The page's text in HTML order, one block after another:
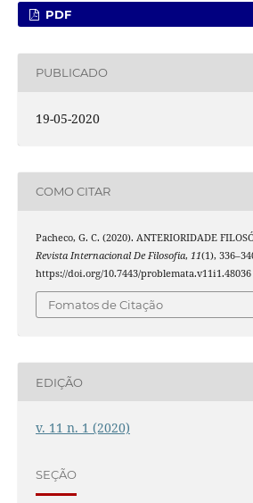
PDF
PUBLICADO
19-05-2020
COMO CITAR
Pacheco, G. C. (2020). ANTERIORIDADE
Revista Internacional De Filosofia, 11(1),
https://doi.org/10.7443/problemata.v11i1.48036
Fomatos de Citação
EDIÇÃO
v. 11 n. 1 (2020)
SEÇÃO